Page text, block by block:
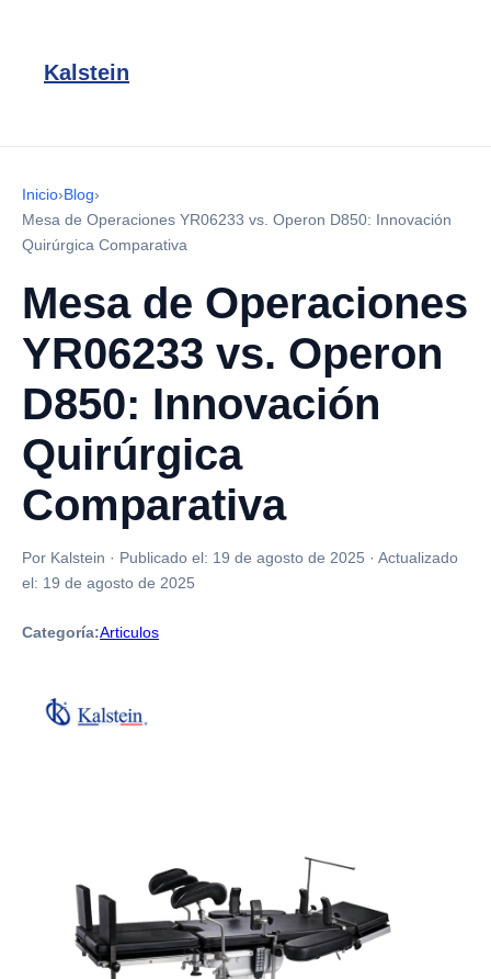
Kalstein
Inicio›Blog›
Mesa de Operaciones YR06233 vs. Operon D850: Innovación
Quirúrgica Comparativa
Mesa de Operaciones
YR06233 vs. Operon
D850: Innovación
Quirúrgica
Comparativa
Por Kalstein · Publicado el: 19 de agosto de 2025 · Actualizado
el: 19 de agosto de 2025
Categoría:Articulos